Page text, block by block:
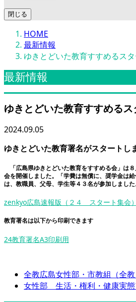
閉じる
HOME
最新情報
ゆきとどいた教育すすめるス
最新情報
ゆきとどいた教育すすめる
2024.09.05
ゆきとどいた教育署名がスタートし
「広島県ゆきとどいた教育をすすめる会」は
会を開催しました。「学費は無償に、奨学金は
は、教職員、父母、学生等４３名が参加しました
zenkyo広島速報版（２４ スタート集会）
教育署名は以下から印刷できます
24教育署名A3印刷用
全教広島女性部・市教組（全
女性部 生活・権利・健康実